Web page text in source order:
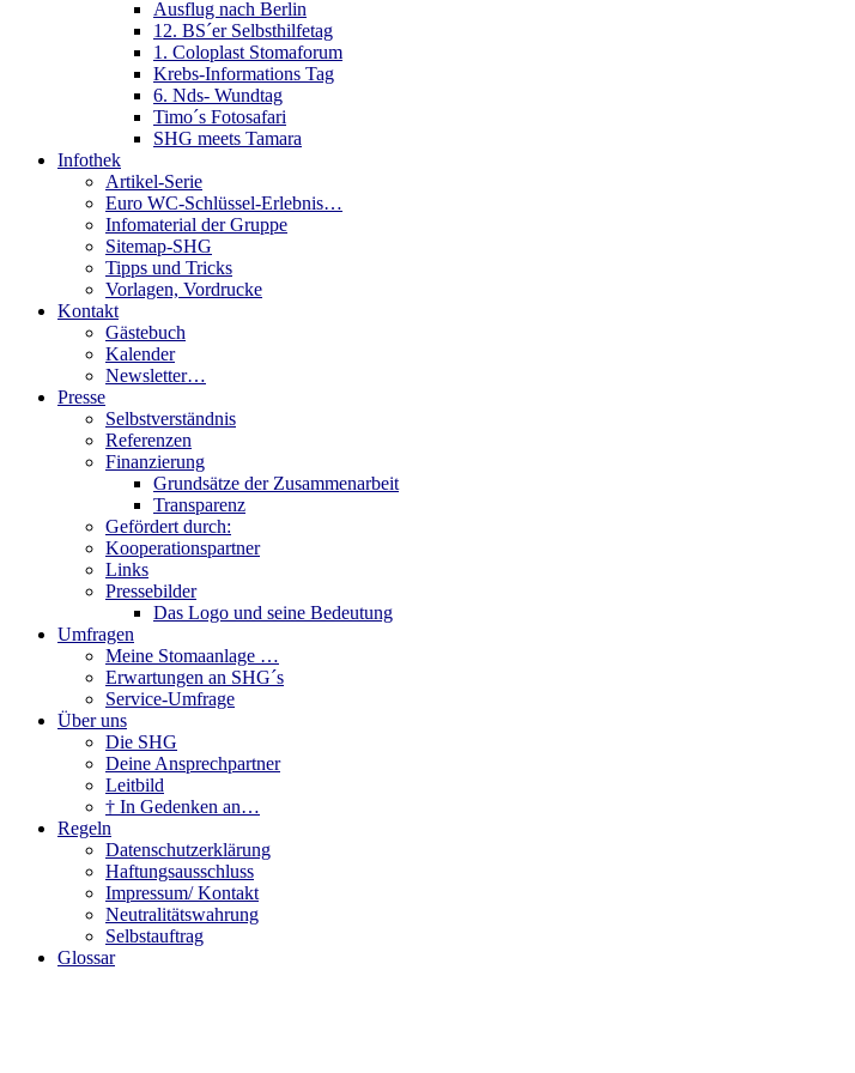
Ausflug nach Berlin
12. BS´er Selbsthilfetag
1. Coloplast Stomaforum
Krebs-Informations Tag
6. Nds- Wundtag
Timo´s Fotosafari
SHG meets Tamara
Infothek
Artikel-Serie
Euro WC-Schlüssel-Erlebnis…
Infomaterial der Gruppe
Sitemap-SHG
Tipps und Tricks
Vorlagen, Vordrucke
Kontakt
Gästebuch
Kalender
Newsletter…
Presse
Selbstverständnis
Referenzen
Finanzierung
Grundsätze der Zusammenarbeit
Transparenz
Gefördert durch:
Kooperationspartner
Links
Pressebilder
Das Logo und seine Bedeutung
Umfragen
Meine Stomaanlage …
Erwartungen an SHG´s
Service-Umfrage
Über uns
Die SHG
Deine Ansprechpartner
Leitbild
† In Gedenken an…
Regeln
Datenschutzerklärung
Haftungsausschluss
Impressum/ Kontakt
Neutralitätswahrung
Selbstauftrag
Glossar